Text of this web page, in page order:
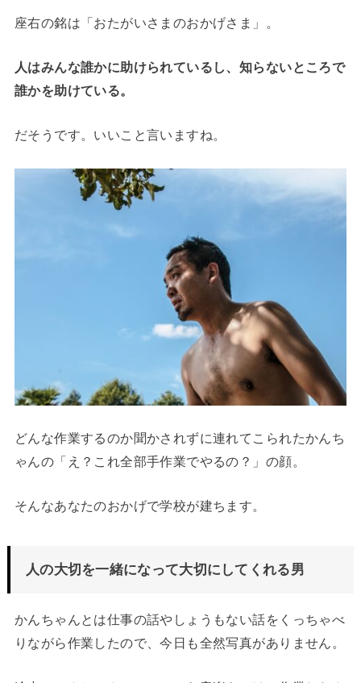
座右の銘は「おたがいさまのおかげさま」。
人はみんな誰かに助けられているし、知らないところで
誰かを助けている。
だそうです。いいこと言いますね。
どんな作業するのか聞かされずに連れてこられたかんち
ゃんの「え？これ全部手作業でやるの？」の顔。
そんなあなたのおかげで学校が建ちます。
人の大切を一緒になって大切にしてくれる男
かんちゃんとは仕事の話やしょうもない話をくっちゃべ
りながら作業したので、今日も全然写真がありません。